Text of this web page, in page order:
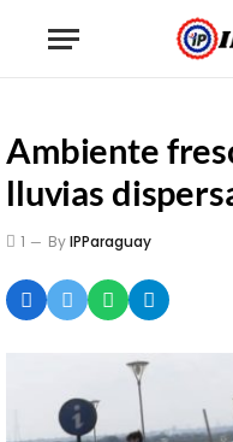
Ambiente
lluvias
1 ByIPParaguay